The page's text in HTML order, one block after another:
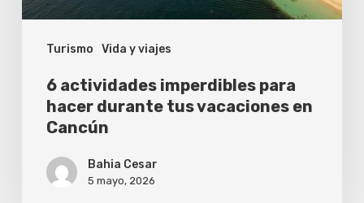
Turismo Vida y viajes
en
Cancún
6 actividades imperdibles para
hacer durante tus vacaciones en
Cancún
Bahia Cesar
5 mayo, 2026